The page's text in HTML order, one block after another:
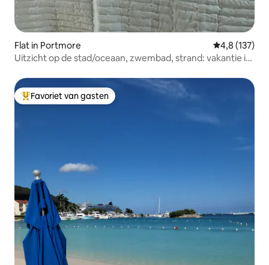
Flat in Portmore Gemiddelde
4,8 (137)
Uitzicht op de stad/oceaan, zwembad, strand: vakantie in
Topfavoriet van gasten
Favoriet van gasten